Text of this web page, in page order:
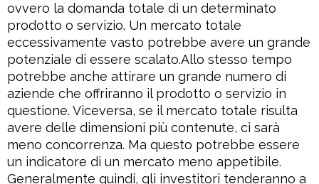
ovvero la domanda totale di un determinato
prodotto o servizio. Un mercato totale
eccessivamente vasto potrebbe avere un grande
potenziale di essere scalato.Allo stesso tempo
potrebbe anche attirare un grande numero di
aziende che offriranno il prodotto o servizio in
questione. Viceversa, se il mercato totale risulta
avere delle dimensioni più contenute, ci sarà
meno concorrenza. Ma questo potrebbe essere
un indicatore di un mercato meno appetibile.
Generalmente quindi, gli investitori tenderanno a